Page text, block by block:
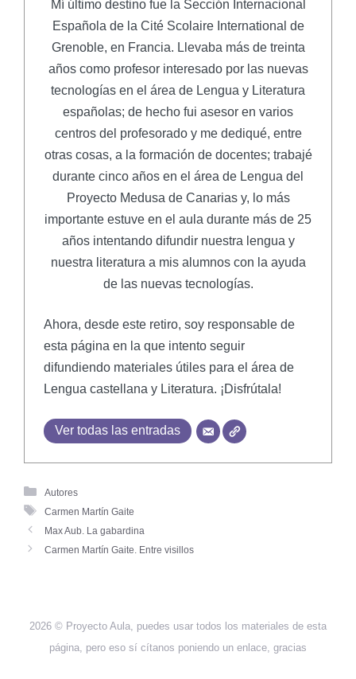
Mí último destino fue la Sección Internacional
Española de la Cité Scolaire International de
Grenoble, en Francia. Llevaba más de treinta
años como profesor interesado por las nuevas
tecnologías en el área de Lengua y Literatura
españolas; de hecho fui asesor en varios
centros del profesorado y me dediqué, entre
otras cosas, a la formación de docentes; trabajé
durante cinco años en el área de Lengua del
Proyecto Medusa de Canarias y, lo más
importante estuve en el aula durante más de 25
años intentando difundir nuestra lengua y
nuestra literatura a mis alumnos con la ayuda
de las nuevas tecnologías.
Ahora, desde este retiro, soy responsable de
esta página en la que intento seguir
difundiendo materiales útiles para el área de
Lengua castellana y Literatura. ¡Disfrútala!
Ver todas las entradas
Autores
Carmen Martín Gaite
Max Aub. La gabardina
Carmen Martín Gaite. Entre visillos
2026 © Proyecto Aula, puedes usar todos los materiales de esta
página, pero eso sí cítanos poniendo un enlace, gracias